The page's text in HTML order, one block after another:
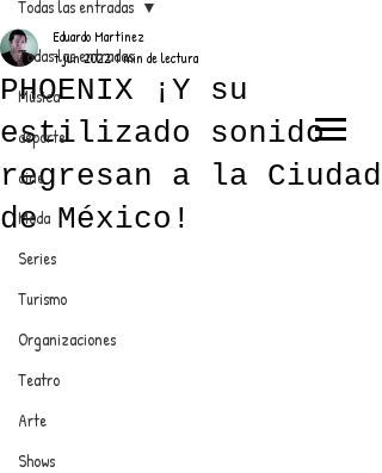
ANUNCIATE CON NOSOTROS
PARA MÁS INFORMACIÓN:
dinamicaseltrendytop@gmail.com
EL TRENDY TOP
CON EDDY MARTINEZ
Todas las entradas
Música
deporte
cine
Moda
Series
Turismo
Organizaciones
Teatro
Arte
Shows
Todas las entradas
PHOENIX ¡Y su
estilizado sonido
regresan a la Ciudad
de México!
Eduardo Martínez
7 jun 20221 min de lectura